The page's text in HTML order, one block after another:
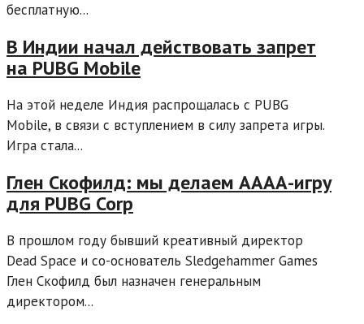
бесплатную...
В Индии начал действовать запрет
на PUBG Mobile
На этой неделе Индия распрощалась с PUBG
Mobile, в связи с вступлением в силу запрета игры.
Игра стала...
Глен Скофилд: мы делаем АААА-игру
для PUBG Corp
В прошлом году бывший креативный директор
Dead Space и со-основатель Sledgehammer Games
Глен Скофилд был назначен генеральным
директором...